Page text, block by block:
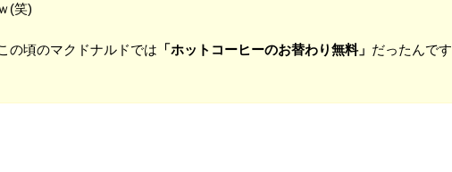
(笑)
の頃のマクドナルドでは 「ホットコーヒーのお替わり無料」 だったんです